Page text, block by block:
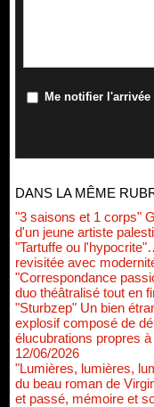
Me notifier
DANS LA MÊME
"3 saisons et 1 corps"
d'un jeune artiste
"Tartuffe ou
revisitée avec
"Correspondance
duo théâtralisé tout en
"Sturbzep" Un bien
explosif composé de
élucubrations propres
12/06/2026
"Lumières, lumières,
du beau roman de
et passé, mémoire et